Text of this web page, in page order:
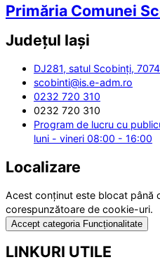
Primăria Comunei
Județul Iași
DJ281, satul Scobinți,
scobinti@is.e-adm.ro
0232 720 310
0232 720 310
Program de lucru cu
luni - vineri 08:00 - 16:00
Localizare
Acest conținut este blocat până
corespunzătoare de cookie-uri.
Accept categoria Funcționalitate
LINKURI UTILE